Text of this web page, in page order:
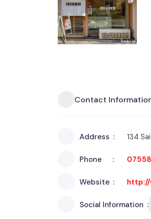
Contact
Address 134
Phone
Website http://
Social Information